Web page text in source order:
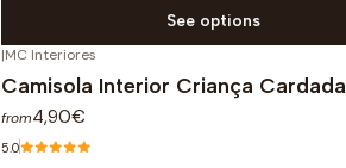
See options
|MC Interiores
Camisola Interior Criança Cardada
from4,90€
5.0